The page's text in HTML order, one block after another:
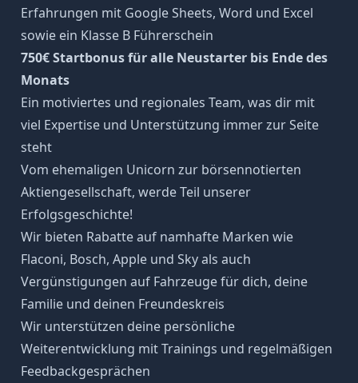
Erfahrungen mit Google Sheets, Word und Excel
sowie ein Klasse B Führerschein
750€ Startbonus für alle Neustarter bis Ende des
Monats
Ein motiviertes und regionales Team, was dir mit
viel Expertise und Unterstützung immer zur Seite
steht
Vom ehemaligen Unicorn zur börsennotierten
Aktiengesellschaft, werde Teil unserer
Erfolgsgeschichte!
Wir bieten Rabatte auf namhafte Marken wie
Flaconi, Bosch, Apple und Sky als auch
Vergünstigungen auf Fahrzeuge für dich, deine
Familie und deinen Freundeskreis
Wir unterstützen deine persönliche
Weiterentwicklung mit Trainings und regelmäßigen
Feedbackgesprächen